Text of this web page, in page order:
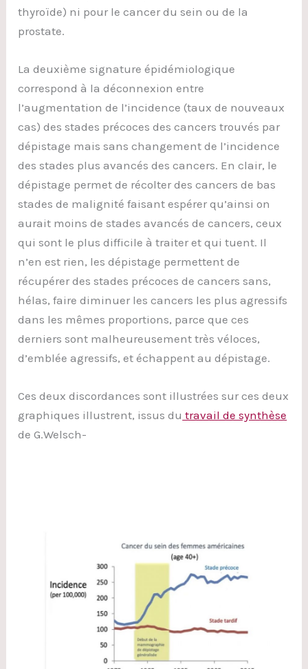
thyroïde) ni pour le cancer du sein ou de la
prostate.
La deuxième signature épidémiologique
correspond à la déconnexion entre
l’augmentation de l’incidence (taux de nouveaux
cas) des stades précoces des cancers trouvés par
dépistage mais sans changement de l’incidence
des stades plus avancés des cancers. En clair, le
dépistage permet de récolter des cancers de bas
stades de malignité faisant espérer qu’ainsi on
aurait moins de stades avancés de cancers, ceux
qui sont le plus difficile à traiter et qui tuent. Il
n’en est rien, les dépistage permettent de
récupérer des stades précoces de cancers sans,
hélas, faire diminuer les cancers les plus agressifs
dans les mêmes proportions, parce que ces
derniers sont malheureusement très véloces,
d’emblée agressifs, et échappent au dépistage.
Ces deux discordances sont illustrées sur ces deux
graphiques illustrent, issus du travail de synthèse
de G.Welsch-